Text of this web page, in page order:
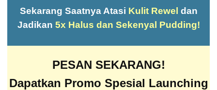
Sekarang Saatnya Atasi Kulit Rewel dan
Jadikan 5x Halus dan Sekenyal Pudding!
PESAN SEKARANG!
Dapatkan Promo Spesial Launching